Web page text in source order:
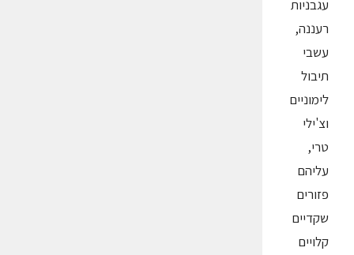
עגבניות
רעננה,
עשבי
תיבול
לימוניים
וצ'ילי
טרי,
עליהם
פזורים
שקדיים
קלויים